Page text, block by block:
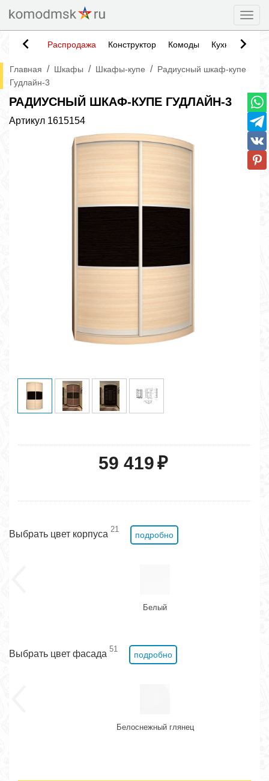
Распродажа Конструктор Комоды Кухни
Главная / Шкафы / Шкафы-купе / Радиусный шкаф-купе
Гудлайн-3
РАДИУСНЫЙ ШКАФ-КУПЕ ГУДЛАЙН-3
Артикул 1615154
59 419₽
Выбрать цвет корпуса 21
подробно
Белый
Выбрать цвет фасада 51
подробно
Белоснежный глянец